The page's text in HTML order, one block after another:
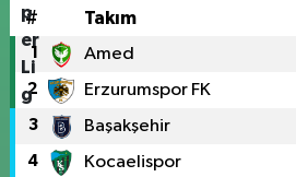
# Takım
1 Amed
2 Erzurumspor FK
3 Başakşehir
4 Kocaelispor